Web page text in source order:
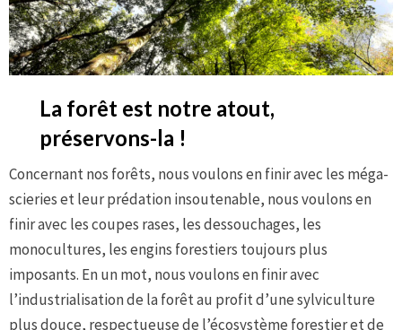
La forêt est notre atout,
préservons-la !
Concernant nos forêts, nous voulons en finir avec les méga-
scieries et leur prédation insoutenable, nous voulons en
finir avec les coupes rases, les dessouchages, les
monocultures, les engins forestiers toujours plus
imposants. En un mot, nous voulons en finir avec
l’industrialisation de la forêt au profit d’une sylviculture
plus douce, respectueuse de l’écosystème forestier et de